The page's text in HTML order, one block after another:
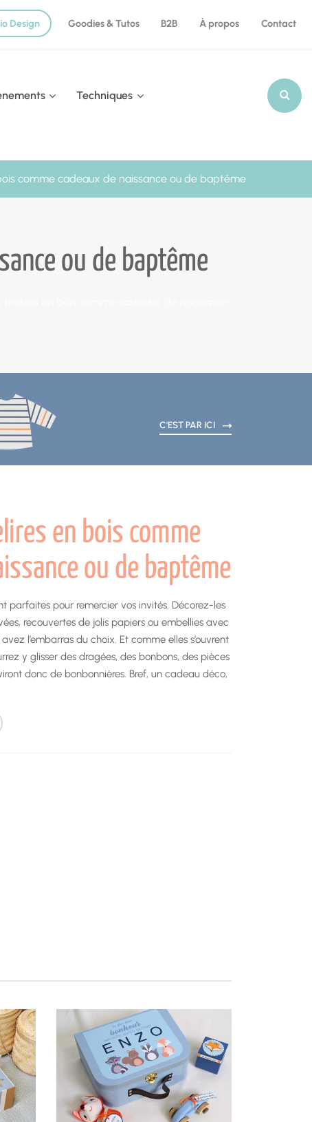
Design Goodies & Tutos B2B À propos Contact
Techniques
comme cadeaux de naissance ou de baptême
ou de baptême
C'EST PAR ICI
en bois comme
ou de baptême
parfaites pour remercier vos invités. Décorez-les
recouvertes de jolis papiers ou embellies avec
l’embarras du choix. Et comme elles s’ouvrent
y glisser des dragées, des bonbons, des pièces
donc de bonbonnières. Bref, un cadeau déco,